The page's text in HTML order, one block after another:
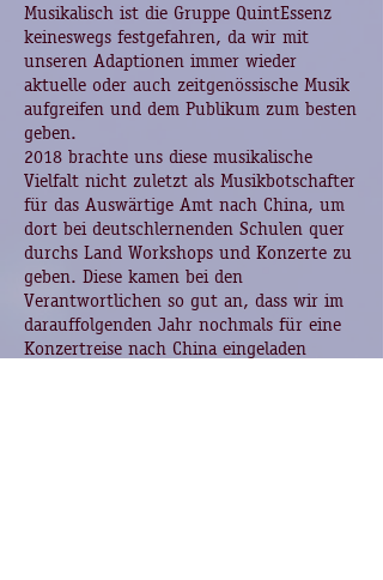
Musikalisch ist die Gruppe QuintEssenz
keineswegs festgefahren, da wir mit
unseren Adaptionen immer wieder
aktuelle oder auch zeitgenössische Musik
aufgreifen und dem Publikum zum besten
geben.
2018 brachte uns diese musikalische
Vielfalt nicht zuletzt als Musikbotschafter
für das Auswärtige Amt nach China, um
dort bei deutschlernenden Schulen quer
durchs Land Workshops und Konzerte zu
geben. Diese kamen bei den
Verantwortlichen so gut an, dass wir im
darauffolgenden Jahr nochmals für eine
Konzertreise nach China eingeladen